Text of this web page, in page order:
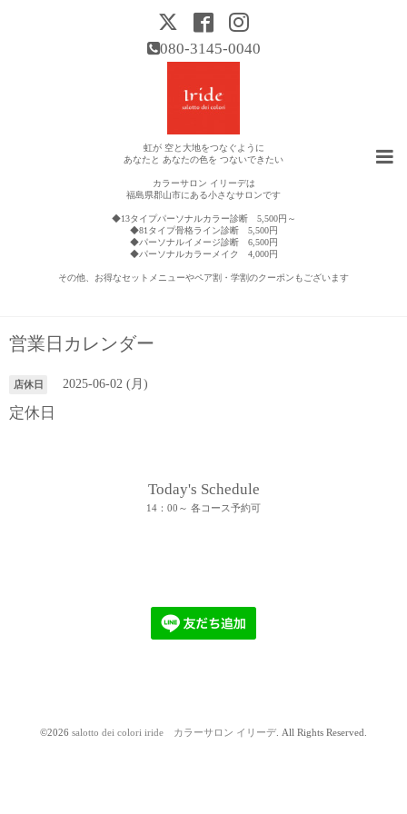
080-3145-0040
虹が 空と大地をつなぐように
あなたと あなたの色を つないできたい
カラーサロン イリーデは
福島県郡山市にある小さなサロンです
◆13タイプパーソナルカラー診断 5,500円～
◆81タイプ骨格ライン診断 5,500円
◆パーソナルイメージ診断 6,500円
◆パーソナルカラーメイク 4,000円
その他、お得なセットメニューやペア割・学割のクーポンもございます
営業日カレンダー
店休日 2025-06-02 (月)
定休日
Today's Schedule
14：00～ 各コース予約可
©2026 salotto dei colori iride カラーサロン イリーデ. All Rights Reserved.